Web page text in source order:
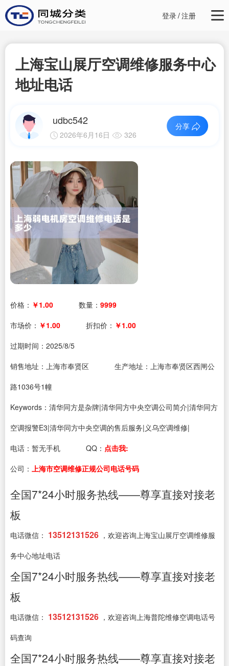
登录/注册
上海宝山展厅空调维修服务中心
地址电话
udbc542
2026年6月16日 326
分享
价格： ￥1.00 数量： 9999
市场价： ￥1.00 折扣价： ￥1.00
过期时间： 2025/8/5
销售地址：上海市奉贤区
生产地址：上海市奉贤区西闸公
路1036号1幢
Keywords：清华同方是杂牌|清华同方中央空调公司简介|清华同方
空调报警E3|清华同方中央空调的售后服务|义乌空调维修|
电话： 暂无手机 QQ： 点击我:
公司： 上海市空调维修正规公司电话号码
全国7*24小时服务热线——尊享直接对接老
板
电话微信： 13512131526 ，欢迎咨询上海宝山展厅空调维修服
务中心地址电话
全国7*24小时服务热线——尊享直接对接老
板
电话微信： 13512131526 ，欢迎咨询上海普陀维修空调电话号
码查询
全国7*24小时服务热线——尊享直接对接老